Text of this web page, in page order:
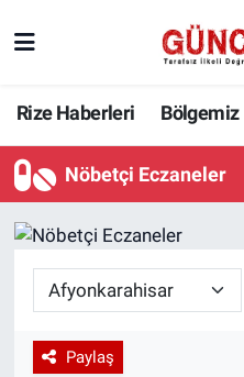
Rize Haberleri Bölgemiz
Nöbetçi Eczaneler
Paylaş